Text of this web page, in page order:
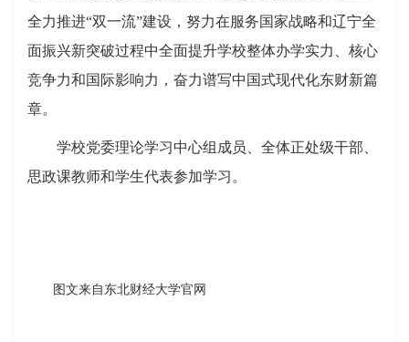
全力推进“双一流”建设，努力在服务国家战略和辽宁全
面振兴新突破过程中全面提升学校整体办学实力、核心
竞争力和国际影响力，奋力谱写中国式现代化东财新篇
章。
学校党委理论学习中心组成员、全体正处级干部、
思政课教师和学生代表参加学习。
图文来自东北财经大学官网